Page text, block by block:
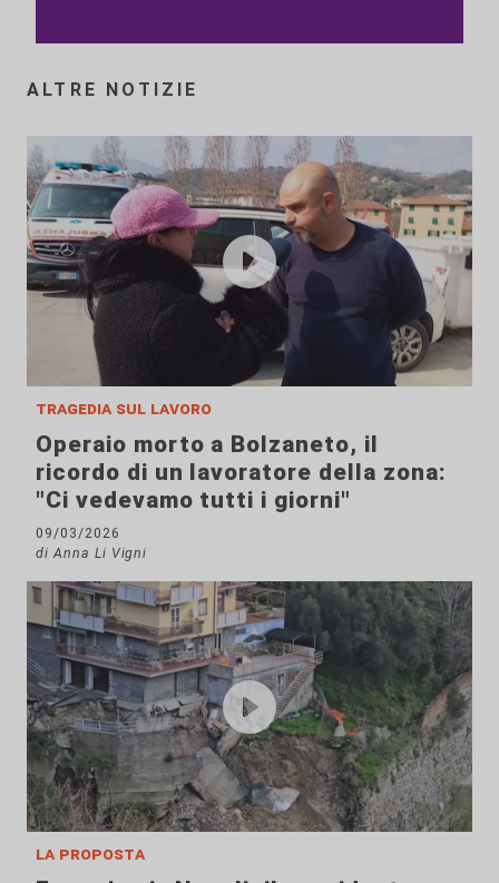
ALTRE NOTIZIE
tragedia sul lavoro
Operaio morto a Bolzaneto, il
ricordo di un lavoratore della zona:
"Ci vedevamo tutti i giorni"
09/03/2026
di Anna Li Vigni
la proposta